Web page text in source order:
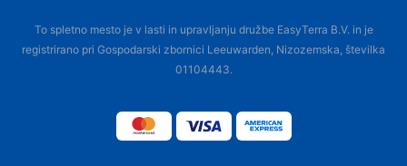
To spletno mesto je v lasti in upravljanju družbe EasyTerra B.V. in je
registrirano pri Gospodarski zbornici Leeuwarden, Nizozemska, številka
01104443.